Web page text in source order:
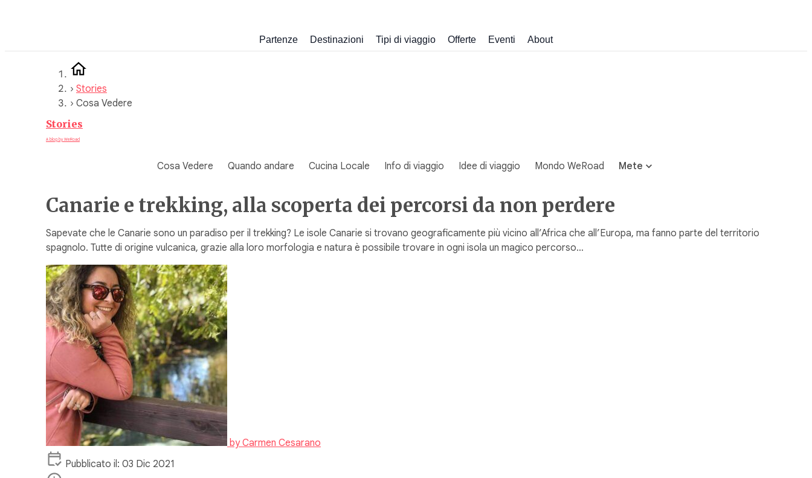
Partenze Destinazioni Tipi di viaggio Offerte Eventi About
› Stories
› Cosa Vedere
Stories
A blog by WeRoad
Cosa Vedere Quando andare Cucina Locale Info di viaggio Idee di viaggio Mondo WeRoad Mete
Canarie e trekking, alla scoperta dei percorsi da non perdere
Sapevate che le Canarie sono un paradiso per il trekking? Le isole Canarie si trovano geograficamente più vicino all’Africa che all’Europa, ma fanno parte del territorio
spagnolo. Tutte di origine vulcanica, grazie alla loro morfologia e natura è possibile trovare in ogni isola un magico percorso…
byCarmen Cesarano
Pubblicato il: 03 Dic 2021